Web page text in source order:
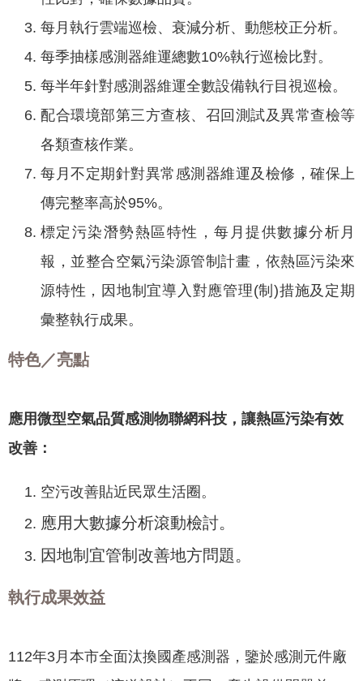
網
覽
回
頁
English
資
權
策
資
開
放
告
每月執行雲端巡檢、衰減分析、動態校正分析。
每季抽樣感測器維運總數10%執行巡檢比對。
每半年針對感測器維運全數設備執行目視巡檢。
配合環境部第三方查核、召回測試及異常查檢等
各類查核作業。
每月不定期針對異常感測器維運及檢修，確保上
傳完整率高於95%。
標定污染潛勢熱區特性，每月提供數據分析月
報，並整合空氣污染源管制計畫，依熱區污染來
源特性，因地制宜導入對應管理(制)措施及定期
彙整執行成果。
特色／亮點
應用微型空氣品質感測物聯網科技，讓熱區污染有效
改善：
​空污改善貼近民眾生活圈。
應用大數據分析滾動檢討。
因地制宜管制改善地方問題。
執行成果效益
112年3月本市全面汰換國產感測器，鑒於感測元件廠